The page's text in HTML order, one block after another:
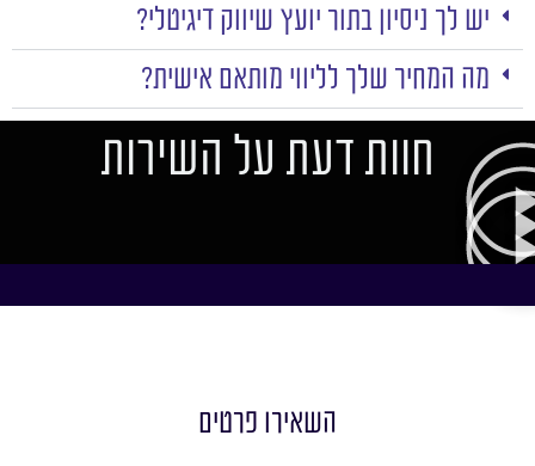
יש לך ניסיון בתור יועץ שיווק דיגיטלי?
מה המחיר שלך לליווי מותאם אישית?
חוות דעת על השירות
השאירו פרטים